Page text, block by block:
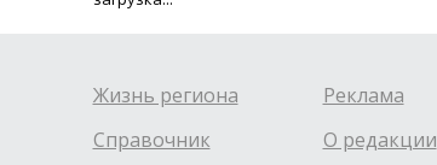
Жизнь региона
Справочник
Реклама
О редакции